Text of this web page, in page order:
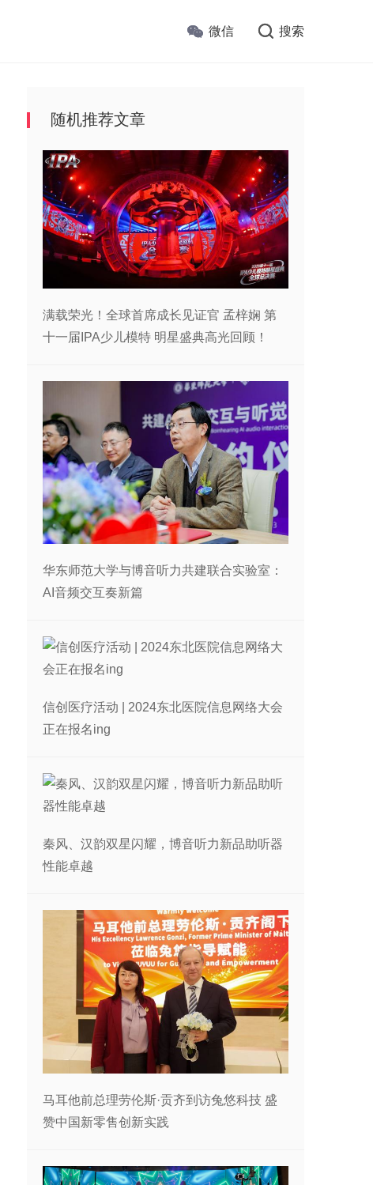
微信 搜索
随机推荐文章
满载荣光！全球首席成长见证官 孟梓娴 第
十一届IPA少儿模特 明星盛典高光回顾！
华东师范大学与博音听力共建联合实验室：
AI音频交互奏新篇
信创医疗活动 | 2024东北医院信息网络大会
正在报名ing
秦风、汉韵双星闪耀，博音听力新品助听器
性能卓越
马耳他前总理劳伦斯·贡齐到访兔悠科技 盛
赞中国新零售创新实践